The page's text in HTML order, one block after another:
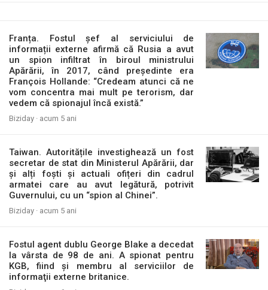
Franța. Fostul șef al serviciului de
informații externe afirmă că Rusia a avut
un spion infiltrat în biroul ministrului
Apărării, în 2017, când președinte era
François Hollande: “Credeam atunci că ne
vom concentra mai mult pe terorism, dar
vedem că spionajul încă există.”
Biziday · acum 5 ani
Taiwan. Autoritățile investighează un fost
secretar de stat din Ministerul Apărării, dar
și alți foști și actuali ofițeri din cadrul
armatei care au avut legătură, potrivit
Guvernului, cu un “spion al Chinei”.
Biziday · acum 5 ani
Fostul agent dublu George Blake a decedat
la vârsta de 98 de ani. A spionat pentru
KGB, fiind și membru al serviciilor de
informaţii externe britanice.